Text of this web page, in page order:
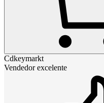
Cdkeymarkt
Vendedor excelente